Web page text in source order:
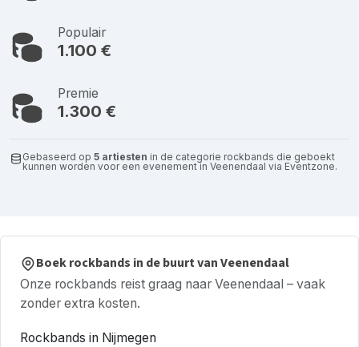
Populair
1.100 €
Premie
1.300 €
Gebaseerd op 5 artiesten in de categorie rockbands die geboekt
kunnen worden voor een evenement in Veenendaal via Eventzone.
Boek rockbands in de buurt van Veenendaal
Onze rockbands reist graag naar Veenendaal – vaak
zonder extra kosten.
Rockbands in Nijmegen